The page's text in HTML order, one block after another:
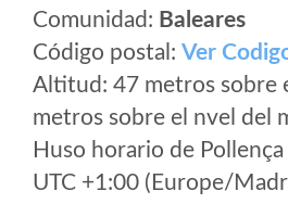
Comunidad: Baleares
Código postal: Ver
Altitud: 47 metros sobre
metros sobre el nvel del
Huso horario de Pollença
UTC +1:00 (Europe/